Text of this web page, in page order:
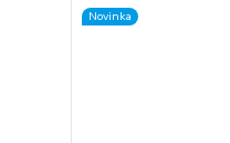
Novinka